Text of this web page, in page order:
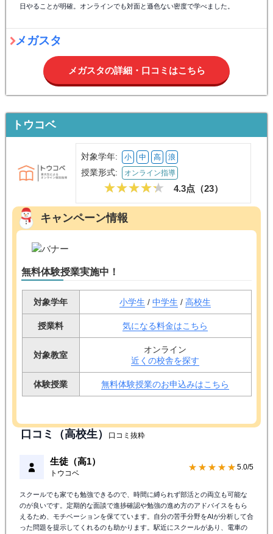
日やることが明確。オンラインでも対面と遜色ない密度で学べました。
メガスタ
メガスタの詳細・口コミはこちら
トウコベ
対象学年: 小 中 高 浪
授業形式: オンライン指導
4.3点（23）
キャンペーン情報
無料体験授業実施中！
対象学年 小学生 / 中学生 / 高校生
授業料 気になる料金はこちら
対象教室
オンライン
近くの校舎を探す
体験授業 無料体験授業のお申込みはこちら
口コミ（高校生） 口コミ抜粋
生徒（高1）
トウコベ
★★★★★ 5.0/5
スクールでも家でも勉強できるので、時間に縛られず部活との両立も可能な
のが良いです。定期的な面談で進捗確認や勉強の進め方のアドバイスをもら
えるため、モチベーションを保てています。自分の苦手分野をAIが分析して合
った問題を提示してくれるのも助かります。駅近にスクールがあり、電車の